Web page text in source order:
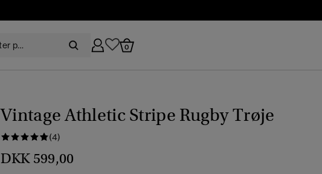
0
Vintage Athletic Stripe Rugby Trøje
(4)
DKK 599,00